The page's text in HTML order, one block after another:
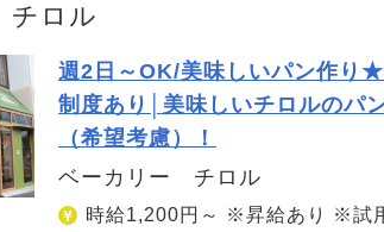
ロル
週2日～OK/美味しいパン作り
制度あり│美味しいチロルのパ
（希望考慮）！
ベーカリー チロル
時給1,200円～ ※昇給あり ※試